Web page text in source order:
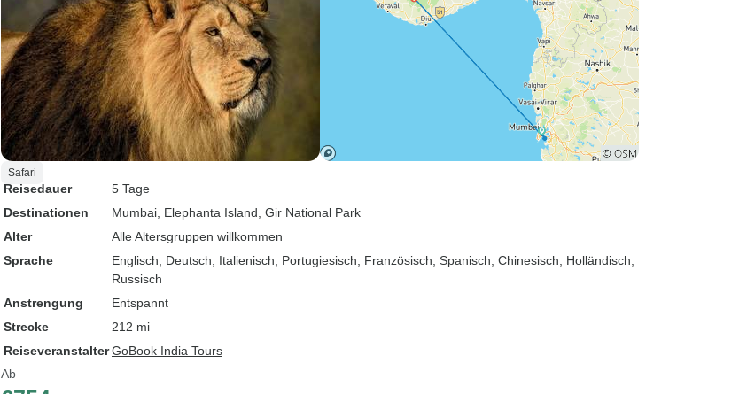
Safari
Reisedauer
5 Tage
Destinationen
Mumbai , Elephanta Island , Gir National Park
Alter
Alle Altersgruppen willkommen
Sprache
Englisch, Deutsch, Italienisch, Portugiesisch, Französisch, Spanisch, Chinesisch, Holländisch,
Russisch
Anstrengung
Entspannt
Strecke
212 mi
ReiseveranstalterGoBook India Tours
Ab